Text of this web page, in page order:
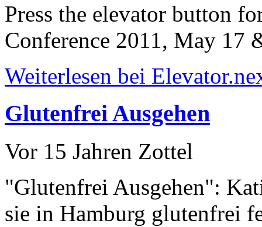
Press the elevator button
Conference 2011, May 17
Weiterlesen bei
Glutenfrei Ausgehen
Vor 15 Jahren Zottel
"Glutenfrei Ausgehen":
sie in Hamburg glutenfrei